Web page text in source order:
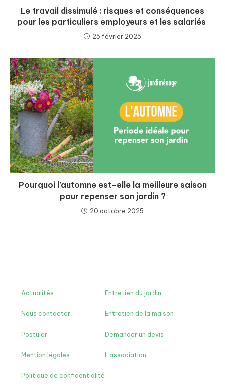
Le travail dissimulé : risques et conséquences
pour les particuliers employeurs et les salariés
25 février 2025
Pourquoi l’automne est-elle la meilleure saison
pour repenser son jardin ?
20 octobre 2025
Actualités
Nous contacter
Postuler
Mention légales
Politique de confidentialité
Entretien du jardin
Entretien de la maison
Demander un devis
L’association